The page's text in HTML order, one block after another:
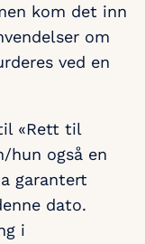
kom det inn
om
ved en
«Rett til
hun også en
garantert
dato.
i